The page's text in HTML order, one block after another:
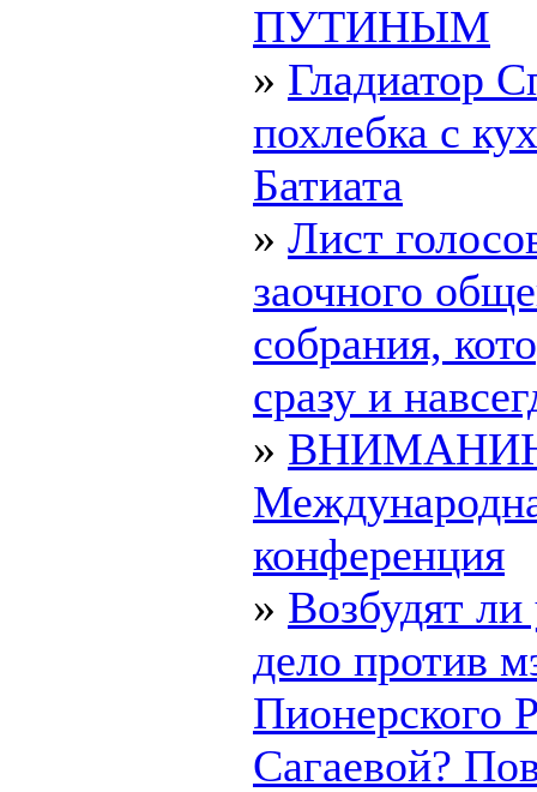
ПУТИНЫМ
» Гладиатор
похлебка с
Батиата
» Лист
заочного
собрания,
сразу и
»
конференция
» Возбудят ли
дело против
Пионерского
Сагаевой?